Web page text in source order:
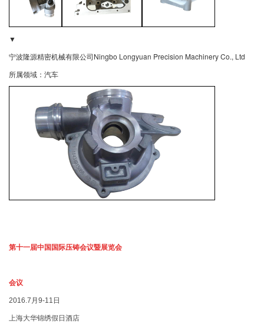
▼
宁波隆源精密机械有限公司Ningbo Longyuan Precision Machinery Co., Ltd
所属领域：汽车
第十一届中国国际压铸会议暨展览会
会议
2016.7月9-11日
上海大华锦绣假日酒店